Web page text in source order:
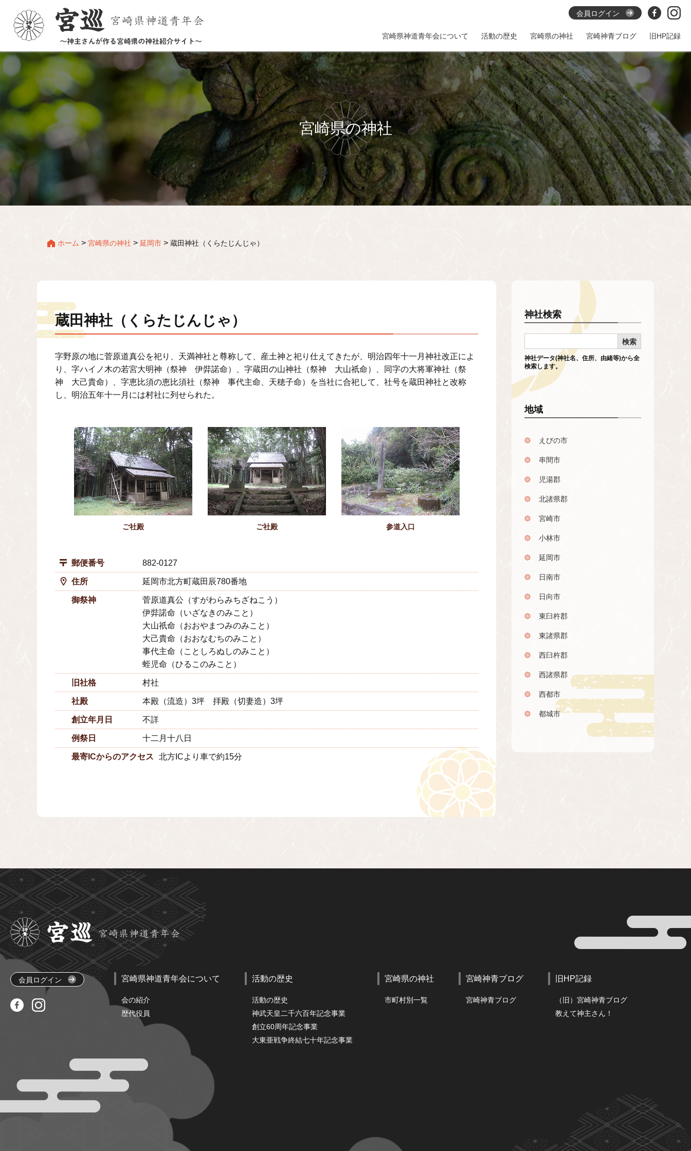
会員ログイン
宮崎県神道青年会について 活動の歴史 宮崎県の神社 宮崎神青ブログ 旧HP記録
宮崎県の神社
ホーム > 宮崎県の神社 > 延岡市 > 蔵田神社（くらたじんじゃ）
蔵田神社（くらたじんじゃ）
字野原の地に菅原道真公を祀り、天満神社と尊称して、産土神と祀り仕えてきたが、明治四年十一月神社改正によ
り、字ハイノ木の若宮大明神（祭神 伊弉諾命）、字蔵田の山神社（祭神 大山祇命）、同字の大将軍神社（祭
神 大己貴命）、字恵比須の恵比須社（祭神 事代主命、天穂子命）を当社に合祀して、社号を蔵田神社と改称
し、明治五年十一月には村社に列せられた。
ご社殿 ご社殿 参道入口
郵便番号 882-0127
住所 延岡市北方町蔵田辰780番地
御祭神
菅原道真公（すがわらみちざねこう）
伊弉諾命（いざなきのみこと）
大山祇命（おおやまつみのみこと）
大己貴命（おおなむちのみこと）
事代主命（ことしろぬしのみこと）
蛭児命（ひるこのみこと）
旧社格 村社
社殿 本殿（流造）3坪 拝殿（切妻造）3坪
創立年月日 不詳
例祭日 十二月十八日
最寄ICからのアクセス 北方ICより車で約15分
神社検索
神社データ(神社名、住所、由緒等)から全
検索します。
地域
えびの市
串間市
児湯郡
北諸県郡
宮崎市
小林市
延岡市
日南市
日向市
東臼杵郡
東諸県郡
西臼杵郡
西諸県郡
西都市
都城市
会員ログイン 宮崎県神道青年会について
会の紹介
歴代役員
活動の歴史
活動の歴史
神武天皇二千六百年記念事業
創立60周年記念事業
大東亜戦争終結七十年記念事業
宮崎県の神社
市町村別一覧
宮崎神青ブログ
宮崎神青ブログ
旧HP記録
（旧）宮崎神青ブログ
教えて神主さん！